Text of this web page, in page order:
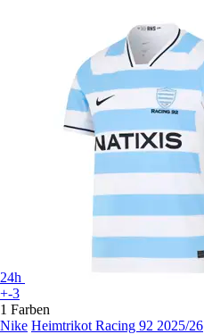
24h
+-3
1 Farben
Nike Heimtrikot Racing 92 2025/26